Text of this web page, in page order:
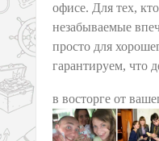
офисе. Для тех,
незабываемые
просто для
гарантируем, что
в восторге от